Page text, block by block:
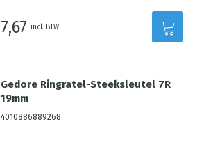
7,67 incl. BTW
Gedore Ringratel-Steeksleutel 7R
19mm
4010886889268